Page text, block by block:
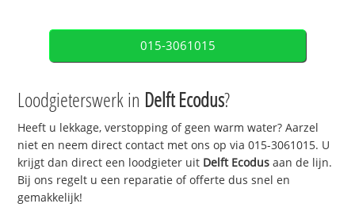
015-3061015
Loodgieterswerk in Delft Ecodus?
Heeft u lekkage, verstopping of geen warm water? Aarzel
niet en neem direct contact met ons op via 015-3061015. U
krijgt dan direct een loodgieter uit Delft Ecodus aan de lijn.
Bij ons regelt u een reparatie of offerte dus snel en
gemakkelijk!